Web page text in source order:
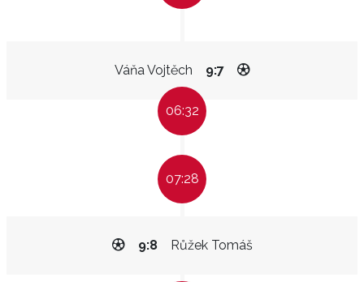
Váňa Vojtěch 9:7
06:32
07:28
Růžek Tomáš
9:8